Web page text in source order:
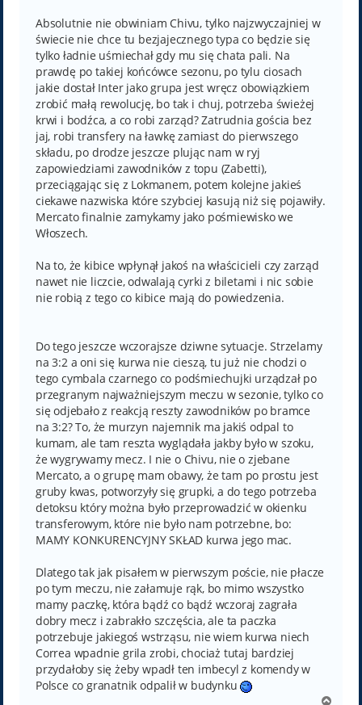
Absolutnie nie obwiniam Chivu, tylko najzwyczajniej w
świecie nie chce tu bezjajecznego typa co będzie się
tylko ładnie uśmiechał gdy mu się chata pali. Na
prawdę po takiej końcówce sezonu, po tylu ciosach
jakie dostał Inter jako grupa jest wręcz obowiązkiem
zrobić małą rewolucję, bo tak i chuj, potrzeba świeżej
krwi i bodźca, a co robi zarząd? Zatrudnia gościa bez
jaj, robi transfery na ławkę zamiast do pierwszego
składu, po drodze jeszcze plując nam w ryj
zapowiedziami zawodników z topu (Zabetti),
przeciągając się z Lokmanem, potem kolejne jakieś
ciekawe nazwiska które szybciej kasują niż się pojawiły.
Mercato finalnie zamykamy jako pośmiewisko we
Włoszech.
Na to, że kibice wpłynął jakoś na właścicieli czy zarząd
nawet nie liczcie, odwalają cyrki z biletami i nic sobie
nie robią z tego co kibice mają do powiedzenia.
Do tego jeszcze wczorajsze dziwne sytuacje. Strzelamy
na 3:2 a oni się kurwa nie cieszą, tu już nie chodzi o
tego cymbala czarnego co podśmiechujki urządzał po
przegranym najważniejszym meczu w sezonie, tylko co
się odjebało z reakcją reszty zawodników po bramce
na 3:2? To, że murzyn najemnik ma jakiś odpal to
kumam, ale tam reszta wyglądała jakby było w szoku,
że wygrywamy mecz. I nie o Chivu, nie o zjebane
Mercato, a o grupę mam obawy, że tam po prostu jest
gruby kwas, potworzyły się grupki, a do tego potrzeba
detoksu który można było przeprowadzić w okienku
transferowym, które nie było nam potrzebne, bo:
MAMY KONKURENCYJNY SKŁAD kurwa jego mac.
Dlatego tak jak pisałem w pierwszym poście, nie płacze
po tym meczu, nie załamuje rąk, bo mimo wszystko
mamy paczkę, która bądź co bądź wczoraj zagrała
dobry mecz i zabrakło szczęścia, ale ta paczka
potrzebuje jakiegoś wstrząsu, nie wiem kurwa niech
Correa wpadnie grila zrobi, chociaż tutaj bardziej
przydałoby się żeby wpadł ten imbecyl z komendy w
Polsce co granatnik odpalił w budynku